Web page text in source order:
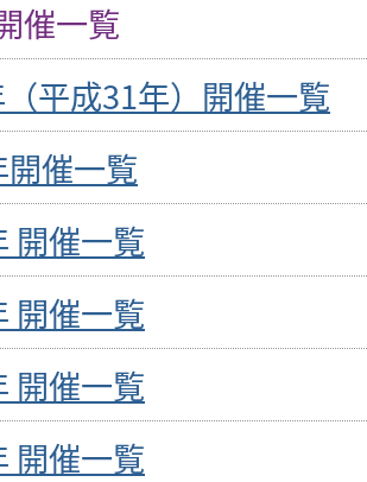
催一覧
平成31年）開催一覧
催一覧
開催一覧
開催一覧
開催一覧
開催一覧